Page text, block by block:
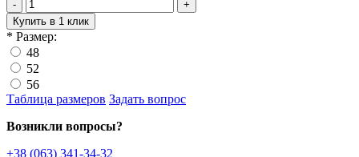
-
+
Купить в 1 клик
* Размер:
48
52
56
Таблица размеров Задать вопрос
Возникли вопросы?
+38 (063) 341-34-32